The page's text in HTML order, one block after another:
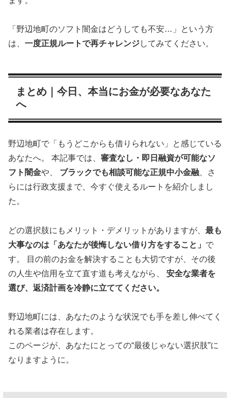
「野辺地町のソフト闇金はどうしても不安…」という方
は、 一度正規ルートで再チャレンジしてみてください。
まとめ｜今日、本当にお金が必要なあなた
へ
野辺地町で「もうどこからも借りられない」と感じている
あなたへ。 本記事では、 審査なし・即日融資が可能なソ
フト闇金や、 ブラックでも相談可能な正規中小金融 、さ
らには行政支援まで、今すぐ使えるルートを紹介しまし
た。
どの選択肢にもメリット・デメリットがありますが、 最も
大事なのは「あなたが後悔しない借り方をすること」 で
す。 目の前のお金を解決することも大切ですが、その後
の人生や信用を立て直す道も考えながら、 安全な業者を
選び、返済計画を冷静に立ててください。
野辺地町には、あなたのような状況でも手を差し伸べてく
れる業者は存在します。
このページが、あなたにとっての“最後じゃない選択肢”に
なりますように。